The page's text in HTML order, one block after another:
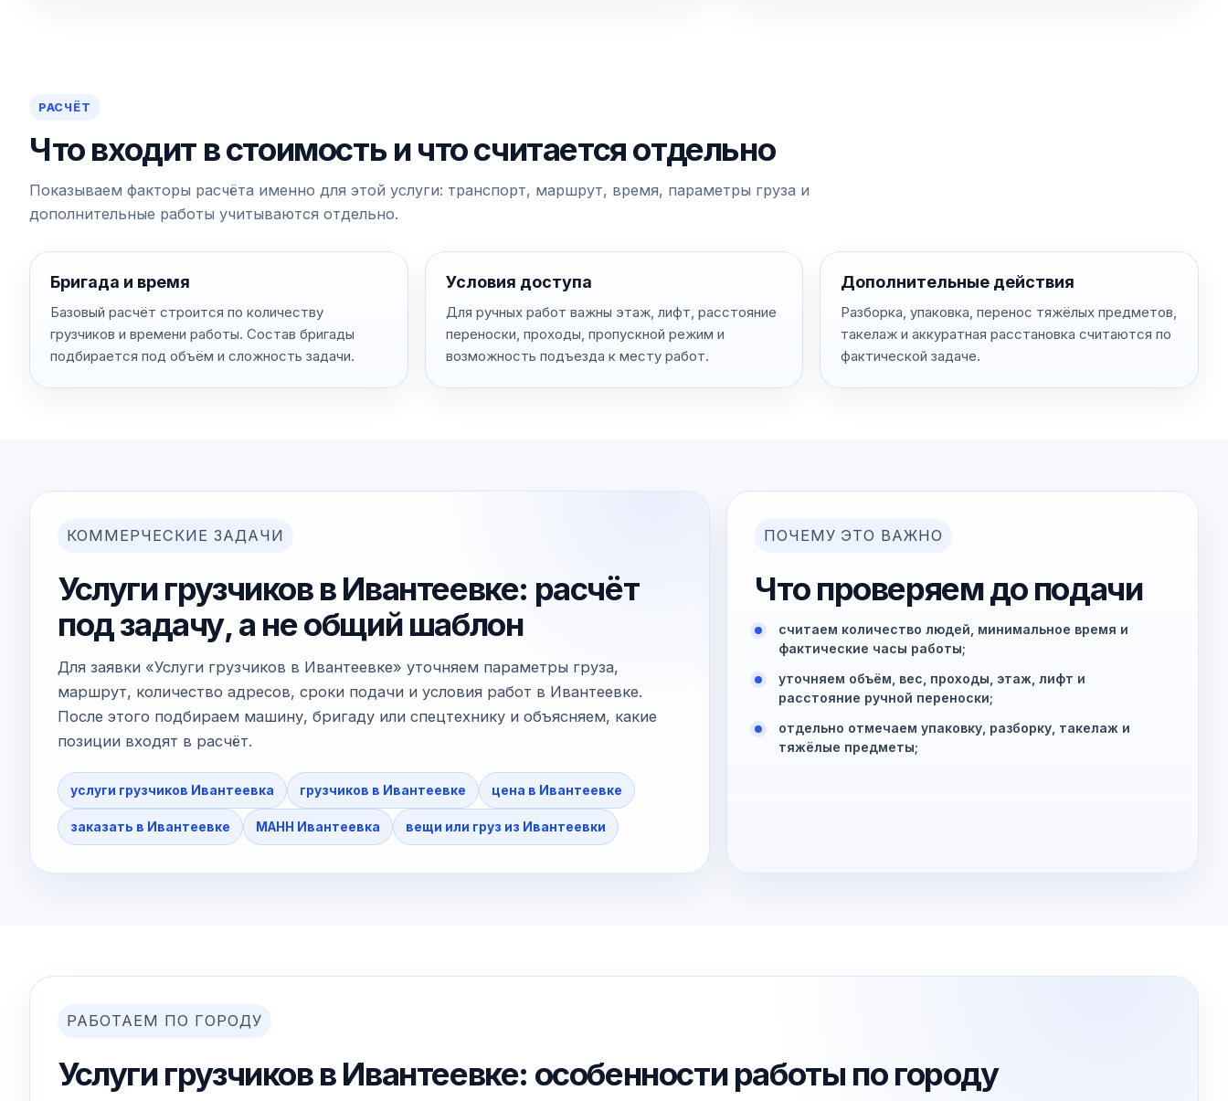
РАСЧЁТ
Что входит в стоимость и что считается отдельно
Показываем факторы расчёта именно для этой услуги: транспорт, маршрут, время, параметры груза и
дополнительные работы учитываются отдельно.
Бригада и время
Базовый расчёт строится по количеству
грузчиков и времени работы. Состав бригады
подбирается под объём и сложность задачи.
Условия доступа
Для ручных работ важны этаж, лифт, расстояние
переноски, проходы, пропускной режим и
возможность подъезда к месту работ.
Дополнительные действия
Разборка, упаковка, перенос тяжёлых предметов,
такелаж и аккуратная расстановка считаются по
фактической задаче.
КОММЕРЧЕСКИЕ ЗАДАЧИ
Услуги грузчиков в Ивантеевке: расчёт
под задачу, а не общий шаблон
Для заявки «Услуги грузчиков в Ивантеевке» уточняем параметры груза,
маршрут, количество адресов, сроки подачи и условия работ в Ивантеевке.
После этого подбираем машину, бригаду или спецтехнику и объясняем, какие
позиции входят в расчёт.
услуги грузчиков Ивантеевка грузчиков в Ивантеевке цена в Ивантеевке
заказать в Ивантеевке МАНН Ивантеевка вещи или груз из Ивантеевки
ПОЧЕМУ ЭТО ВАЖНО
Что проверяем до подачи
считаем количество людей, минимальное время и
фактические часы работы;
уточняем объём, вес, проходы, этаж, лифт и
расстояние ручной переноски;
отдельно отмечаем упаковку, разборку, такелаж и
тяжёлые предметы;
РАБОТАЕМ ПО ГОРОДУ
Услуги грузчиков в Ивантеевке: особенности работы по городу